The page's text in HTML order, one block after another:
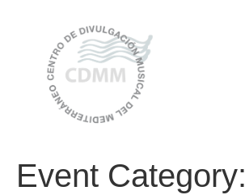
Event Category: